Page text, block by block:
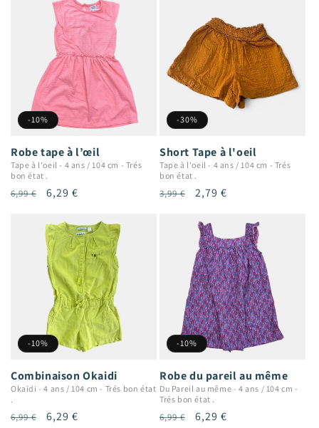
-10%
Robe tape à l’œil
Tape à l'oeil - 4 ans / 104 cm - Trés
bon état .
Prix
6,99 €
Prix
6,29 €
-30%
Short Tape à l'oeil
Tape à l'oeil - 4 ans / 104 cm - Trés
bon état .
Prix
3,99 €
Prix
2,79 €
-10%
Combinaison Okaidi
Okaïdi -4 ans / 104 cm - Trés bon état
Prix
6,99 €
Prix
6,29 €
-10%
Robe du pareil au même
Du Pareil au même -4 ans / 104 cm -
Trés bon état .
Prix
6,99 €
Prix
6,29 €